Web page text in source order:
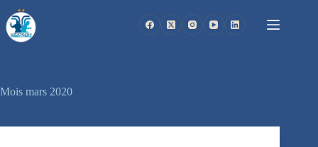
au
contenu
Mois mars 2020